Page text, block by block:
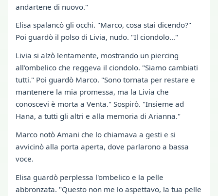
andartene di nuovo."
Elisa spalancò gli occhi. "Marco, cosa stai dicendo?"
Poi guardò il polso di Livia, nudo. "Il ciondolo…"
Livia si alzò lentamente, mostrando un piercing
all'ombelico che reggeva il ciondolo. "Siamo cambiati
tutti." Poi guardò Marco. "Sono tornata per restare e
mantenere la mia promessa, ma la Livia che
conoscevi è morta a Venta." Sospirò. "Insieme ad
Hana, a tutti gli altri e alla memoria di Arianna."
Marco notò Amani che lo chiamava a gesti e si
avvicinò alla porta aperta, dove parlarono a bassa
voce.
Elisa guardò perplessa l'ombelico e la pelle
abbronzata. "Questo non me lo aspettavo, la tua pelle